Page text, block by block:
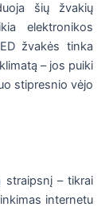
šių žvakių
elektronikos
žvakės tinka
– jos puiki
stipresnio vėjo
straipsnį – tikrai
internetu